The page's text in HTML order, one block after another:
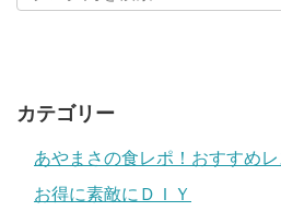
カテゴリー
あやまさの食レポ！おすすめ
お得に素敵にＤＩＹ